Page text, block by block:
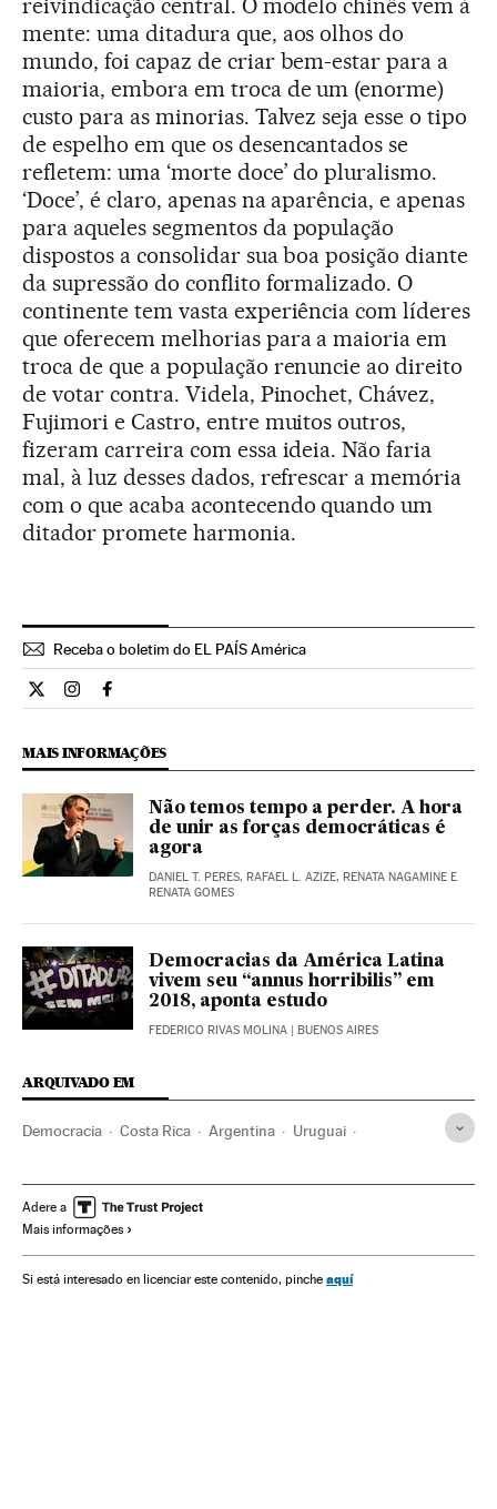
reivindicação central. O modelo chinês vem à
mente: uma ditadura que, aos olhos do
mundo, foi capaz de criar bem-estar para a
maioria, embora em troca de um (enorme)
custo para as minorias. Talvez seja esse o tipo
de espelho em que os desencantados se
refletem: uma ‘morte doce’ do pluralismo.
‘Doce’, é claro, apenas na aparência, e apenas
para aqueles segmentos da população
dispostos a consolidar sua boa posição diante
da supressão do conflito formalizado. O
continente tem vasta experiência com líderes
que oferecem melhorias para a maioria em
troca de que a população renuncie ao direito
de votar contra. Videla, Pinochet, Chávez,
Fujimori e Castro, entre muitos outros,
fizeram carreira com essa ideia. Não faria
mal, à luz desses dados, refrescar a memória
com o que acaba acontecendo quando um
ditador promete harmonia.
Receba o boletim do EL PAÍS América
Internacional El País Brasil en Twitter
Internacional El País Brasil en Instagram
Internacional El País Brasil en Facebook
MAIS INFORMAÇÕES
Não temos tempo a perder. A hora
de unir as forças democráticas é
agora
DANIEL T. PERES, RAFAEL L. AZIZE, RENATA NAGAMINE E
RENATA GOMES
Democracias da América Latina
vivem seu “annus horribilis” em
2018, aponta estudo
FEDERICO RIVAS MOLINA | BUENOS AIRES
ARQUIVADO EM
Democracia Costa Rica Argentina Uruguai
Guatemala Nicarágua El Salvador
República Dominicana
México Colômbia Brasil América Latina
Adere a
Mais informações
Si está interesado en licenciar este contenido, pinche aquí